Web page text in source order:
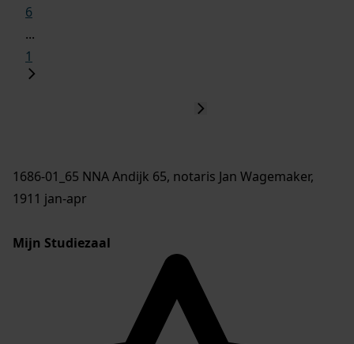
6
...
1
1686-01_65 NNA Andijk 65, notaris Jan Wagemaker,
1911 jan-apr
Mijn Studiezaal